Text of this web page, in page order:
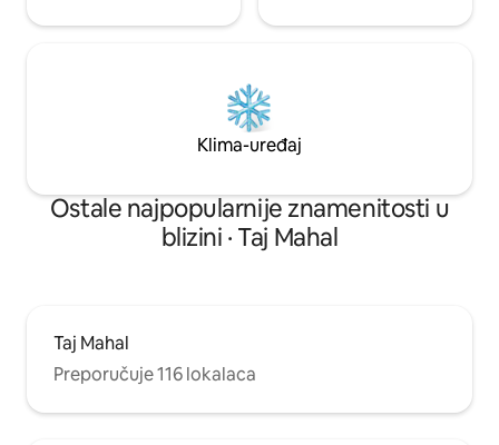
Klima-uređaj
Ostale najpopularnije znamenitosti u
blizini · Taj Mahal
Taj Mahal
Preporučuje 116 lokalaca